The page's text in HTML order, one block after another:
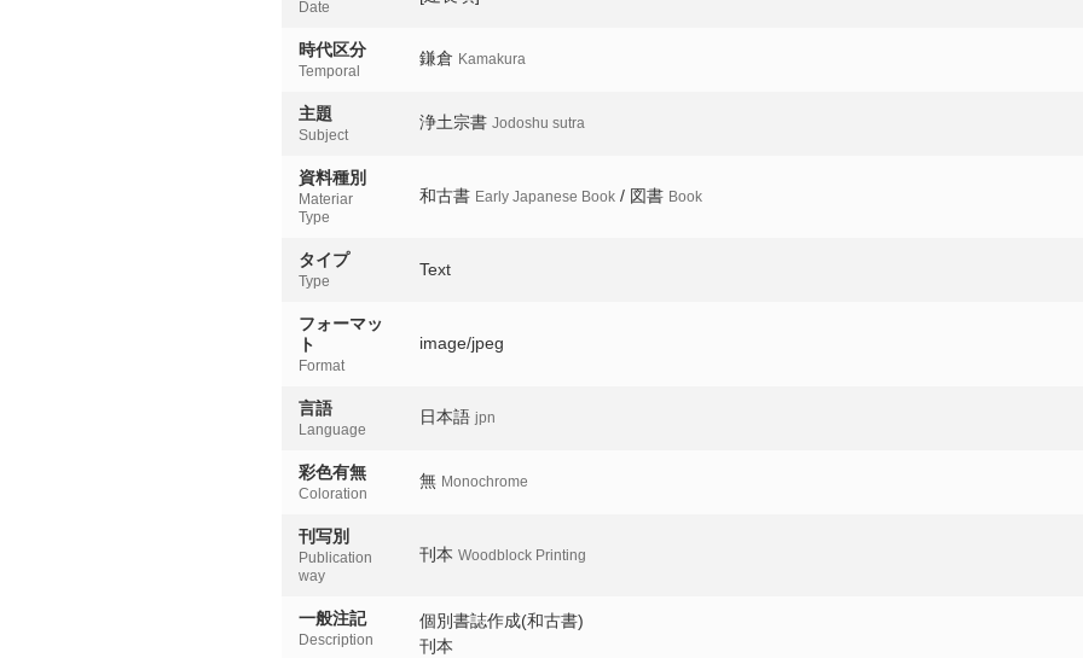
Date
時代区分
Temporal
鎌倉 Kamakura
主題
Subject
浄土宗書 Jodoshu sutra
資料種別
Materiar
Type
和古書 Early Japanese Book/ 図書 Book
タイプ
Type
Text
フォーマッ
ト
Format
image/jpeg
言語
Language
日本語 jpn
彩色有無
Coloration
無 Monochrome
刊写別
Publication
way
刊本 Woodblock Printing
一般注記
Description
個別書誌作成(和古書)
刊本